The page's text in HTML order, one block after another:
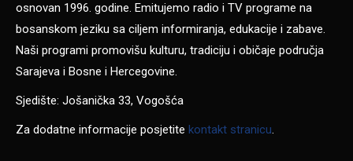
osnovan 1996. godine. Emitujemo radio i TV programe na
bosanskom jeziku sa ciljem informiranja, edukacije i zabave.
Naši programi promovišu kulturu, tradiciju i običaje područja
Sarajeva i Bosne i Hercegovine.
Sjedište: Jošanička 33, Vogošća
Za dodatne informacije posjetite kontakt stranicu.